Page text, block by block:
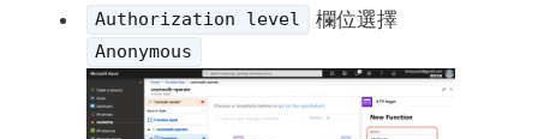
Authorization level
欄位選擇
Anonymous